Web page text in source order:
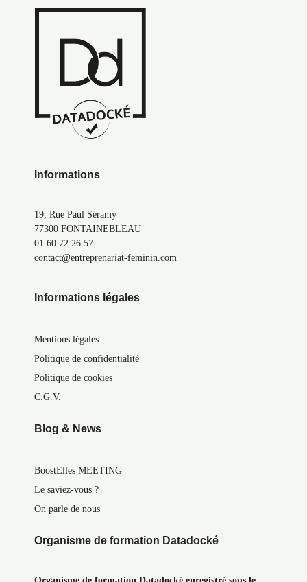
Informations
19, Rue Paul Séramy
77300 FONTAINEBLEAU
01 60 72 26 57
contact@entreprenariat-feminin.com
Informations légales
Mentions légales
Politique de confidentialité
Politique de cookies
C.G.V.
Blog & News
BoostElles MEETING
Le saviez-vous ?
On parle de nous
Organisme de formation Datadocké